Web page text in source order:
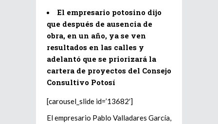
El empresario potosino dijo
que después de ausencia de
obra, en un año, ya se ven
resultados en las calles y
adelantó que se priorizará la
cartera de proyectos del Consejo
Consultivo Potosí
[carousel_slide id=’13682′]
El empresario Pablo Valladares García,